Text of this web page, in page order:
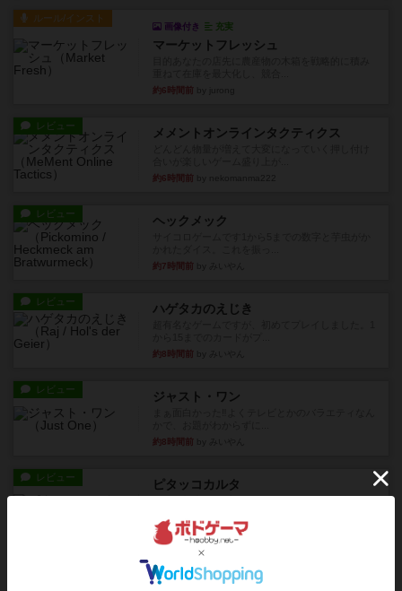
ルール/インスト
画像付き 充実
マーケットフレッシュ
約6時間前
レビュー メメントオンラインタクティクス
約6時間前
レビュー ヘックメック
約7時間前
レビュー ハゲタカのえじき
約8時間前
レビュー ジャスト・ワン
約8時間前
レビュー ピタッコカルタ
約8時間前 by みいやん
画像付き 充実